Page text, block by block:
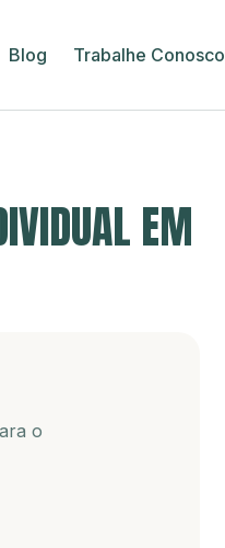
Blog Trabalhe Conosco
EM
o